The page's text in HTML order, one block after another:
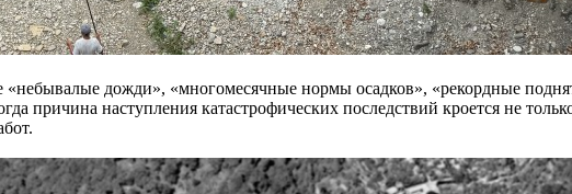
дожди», «многомесячные нормы осадков», «рекордные
причина наступления катастрофических последствий кроется не